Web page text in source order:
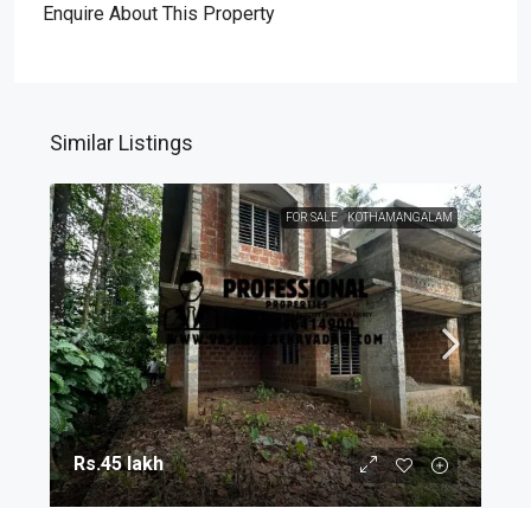
Enquire About This Property
Similar Listings
FOR SALE KOTHAMANGALAM
Rs.45 lakh